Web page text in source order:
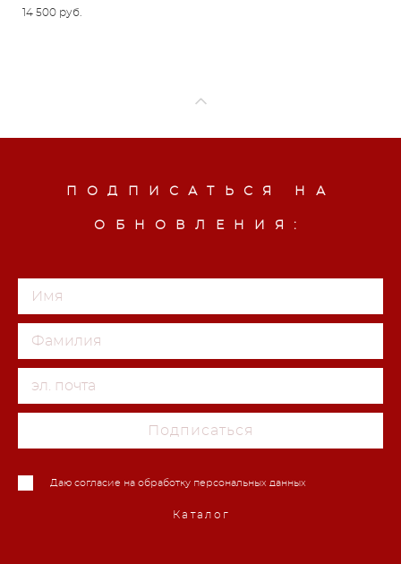
14 500 pуб.
ПОДПИСАТЬСЯ НА
ОБНОВЛЕНИЯ:
Подписаться
Даю согласие на обработку персональных данных
Каталог